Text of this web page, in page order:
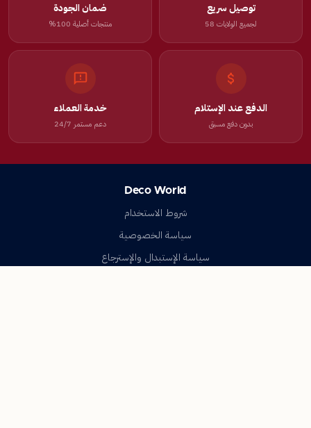
توصيل سريع
لجميع الولايات 58
ضمان الجودة
منتجات أصلية 100%
الدفع عند الإستلام
بدون دفع مسبق
خدمة العملاء
دعم مستمر 24/7
Deco World
شروط الاستخدام
سياسة الخصوصية
سياسة الإستبدال والإسترجاع